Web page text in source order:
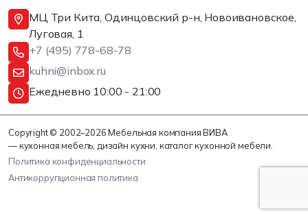
МЦ Три Кита, Одинцовский р-н, Новоивановское,
Луговая, 1
+7 (495) 778-68-78
kuhni@inbox.ru
Ежедневно 10:00 - 21:00
Copyright © 2002–2026 Мебельная компания ВИВА
— кухонная мебель, дизайн кухни, каталог кухонной мебели.
Политика конфиденциальности
Антикоррупционная политика